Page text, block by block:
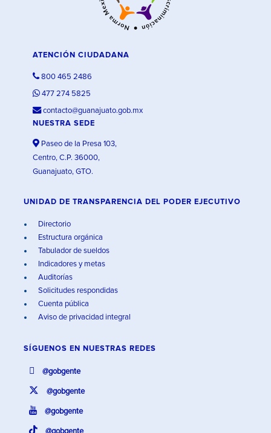
ATENCIÓN CIUDADANA
800 465 2486
477 274 5825
contacto@guanajuato.gob.mx
NUESTRA SEDE
Paseo de la Presa 103,
Centro, C.P. 36000,
Guanajuato, GTO.
UNIDAD DE TRANSPARENCIA DEL PODER EJECUTIVO
Directorio
Estructura orgánica
Tabulador de sueldos
Indicadores y metas
Auditorías
Solicitudes respondidas
Cuenta pública
Aviso de privacidad integral
SÍGUENOS EN NUESTRAS REDES
@gobgente
@gobgente
@gobgente
@gobgente